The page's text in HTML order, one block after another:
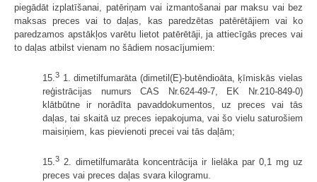
piegādāt izplatīšanai, patēriņam vai izmantošanai par maksu vai bez
maksas preces vai to daļas, kas paredzētas patērētājiem vai ko
paredzamos apstākļos varētu lietot patērētāji, ja attiecīgās preces vai
to daļas atbilst vienam no šādiem nosacījumiem:
15. 3 1. dimetilfumarāta (dimetil(E)-butēndioāta, ķīmiskās vielas
reģistrācijas numurs CAS Nr.624-49-7, EK Nr.210-849-0)
klātbūtne ir norādīta pavaddokumentos, uz preces vai tās
daļas, tai skaitā uz preces iepakojuma, vai šo vielu saturošiem
maisiņiem, kas pievienoti precei vai tās daļām;
15.3 2. dimetilfumarāta koncentrācija ir lielāka par 0,1 mg uz
preces vai preces daļas svara kilogramu.